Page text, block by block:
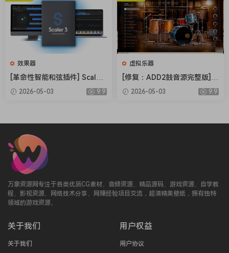
效果器
[革命性智能和弦插件] Scaler
Music Scaler 3 v3.2.2 Regge
d-HCiSO [MacOSX]（1.45G
2026-05-03 9.9
虚拟乐器
[修复：ADD2鼓音源完整版] X
LN Audio Addictive Drums 2
Complete v2.9.0.4 FIXED ON
2026-05-03 9.9
万象资源网专注于各类优质CG素材、音频资源、精品源码、游戏资源、自学教
程、影视资源、网络技术分享、网赚经验项目交流，超清精美壁纸，拥有独特
领域的游戏资源。
关于我们
关于我们
用户权益
用户协议